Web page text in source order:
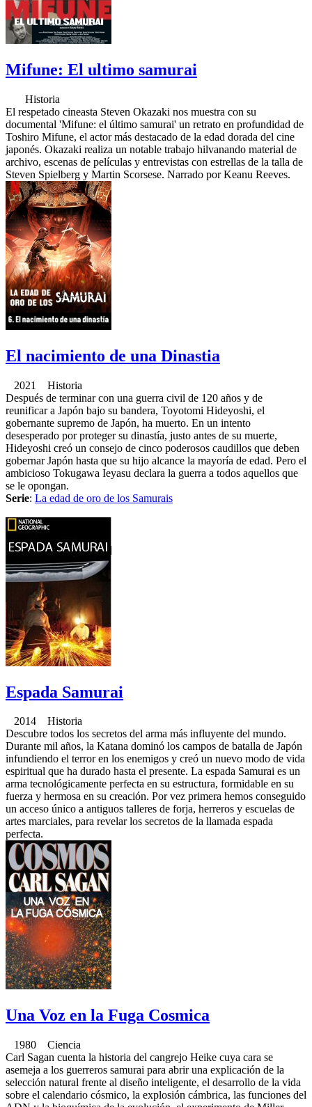
Mifune: El ultimo samurai
Historia
El respetado cineasta Steven Okazaki nos muestra con su
documental 'Mifune: el último samurai' un retrato en profundidad de
Toshiro Mifune, el actor más destacado de la edad dorada del cine
japonés. Okazaki realiza un notable trabajo hilvanando material de
archivo, escenas de películas y entrevistas con estrellas de la talla de
Steven Spielberg y Martin Scorsese. Narrado por Keanu Reeves.
El nacimiento de una Dinastia
2021 Historia
Después de terminar con una guerra civil de 120 años y de
reunificar a Japón bajo su bandera, Toyotomi Hideyoshi, el
gobernante supremo de Japón, ha muerto. En un intento
desesperado por proteger su dinastía, justo antes de su muerte,
Hideyoshi creó un consejo de cinco poderosos caudillos que deben
gobernar Japón hasta que su hijo alcance la mayoría de edad. Pero el
ambicioso Tokugawa Ieyasu declara la guerra a todos aquellos que
se le opongan.
Serie: La edad de oro de los Samurais
Espada Samurai
2014 Historia
Descubre todos los secretos del arma más influyente del mundo.
Durante mil años, la Katana dominó los campos de batalla de Japón
infundiendo el terror en los enemigos y creó un nuevo modo de vida
espiritual que ha durado hasta el presente. La espada Samurai es un
arma tecnológicamente perfecta en su estructura, formidable en su
fuerza y hermosa en su creación. Por vez primera hemos conseguido
un acceso único a antiguos talleres de forja, herreros y escuelas de
artes marciales, para revelar los secretos de la llamada espada
perfecta.
Una Voz en la Fuga Cosmica
1980 Ciencia
Carl Sagan cuenta la historia del cangrejo Heike cuya cara se
asemeja a los guerreros samurai para abrir una explicación de la
selección natural frente al diseño inteligente, el desarrollo de la vida
sobre el calendario cósmico, la explosión cámbrica, las funciones del